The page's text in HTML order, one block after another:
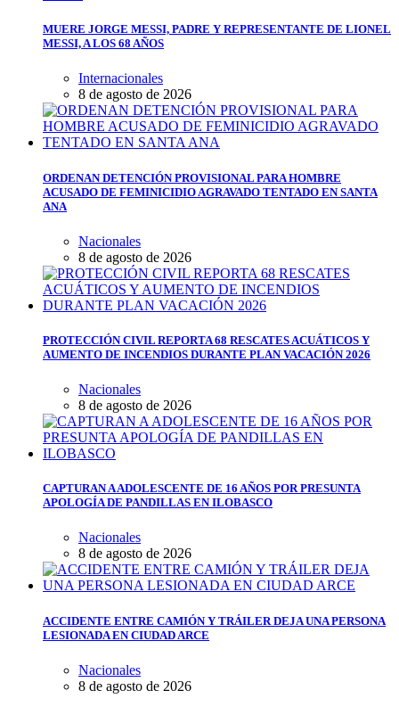
MUERE JORGE MESSI, PADRE Y REPRESENTANTE DE LIONEL
MESSI, A LOS 68 AÑOS
Internacionales
8 de agosto de 2026
ORDENAN DETENCIÓN PROVISIONAL PARA HOMBRE
ACUSADO DE FEMINICIDIO AGRAVADO TENTADO EN SANTA
ANA
Nacionales
8 de agosto de 2026
PROTECCIÓN CIVIL REPORTA 68 RESCATES ACUÁTICOS Y
AUMENTO DE INCENDIOS DURANTE PLAN VACACIÓN 2026
Nacionales
8 de agosto de 2026
CAPTURAN A ADOLESCENTE DE 16 AÑOS POR PRESUNTA
APOLOGÍA DE PANDILLAS EN ILOBASCO
Nacionales
8 de agosto de 2026
ACCIDENTE ENTRE CAMIÓN Y TRÁILER DEJA UNA PERSONA
LESIONADA EN CIUDAD ARCE
Nacionales
8 de agosto de 2026